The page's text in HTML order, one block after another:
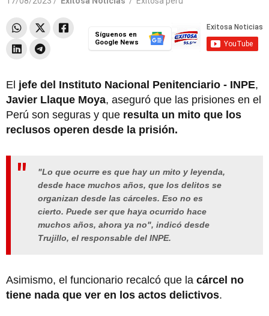
Síguenos en
Google News
El jefe del Instituto Nacional Penitenciario - INPE,
Javier Llaque Moya, aseguró que las prisiones en el
Perú son seguras y que resulta un mito que los
reclusos operen desde la prisión.
"Lo que ocurre es que hay un mito y leyenda,
desde hace muchos años, que los delitos se
organizan desde las cárceles. Eso no es
cierto. Puede ser que haya ocurrido hace
muchos años, ahora ya no", indicó desde
Trujillo, el responsable del INPE.
Asimismo, el funcionario recalcó que la cárcel no
tiene nada que ver en los actos delictivos.